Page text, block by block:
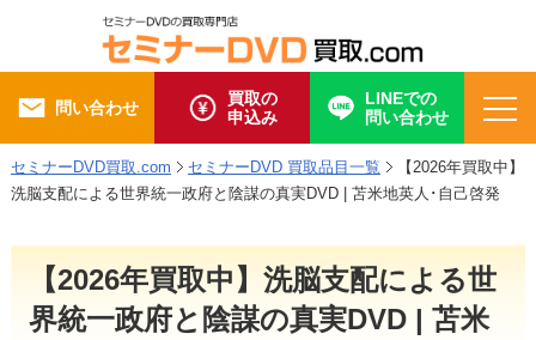
問い合わせ
買取の
申込み
LINEでの
問い合わせ
セミナーDVD買取.com セミナーDVD 買取品目一覧
【2026年買取中】
洗脳支配による世界統一政府と陰謀の真実DVD | 苫米地英人･自己啓発
【2026年買取中】洗脳支配による世
界統一政府と陰謀の真実DVD | 苫米